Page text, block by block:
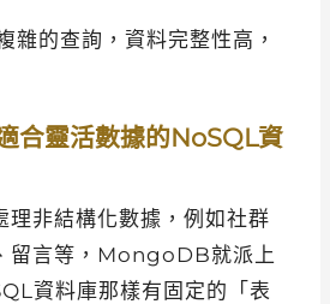
雜的查詢，資料完整性高，
合靈活數據的NoSQL資
理非結構化數據，例如社群
留言等，MongoDB就派上
資料庫那樣有固定的「表